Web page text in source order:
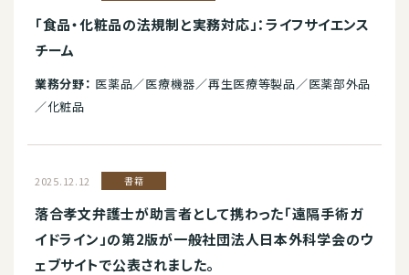
「食品・化粧品の法規制と実務対応」：ライフサイエンス
チーム
業務分野： 医薬品／医療機器／再生医療等製品／医薬部外品
／化粧品
2025.12.12 書籍
落合孝文弁護士が助言者として携わった「遠隔手術ガ
イドライン」の第2版が一般社団法人日本外科学会のウ
ェブサイトで公表されました。